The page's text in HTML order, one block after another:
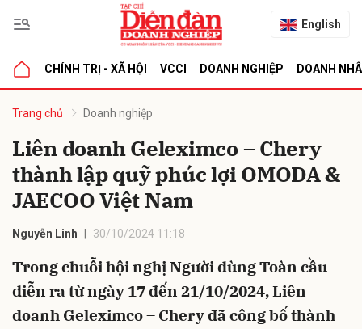
English
CHÍNH TRỊ - XÃ HỘI VCCI DOANH NGHIỆP DOANH
Trang chủ Doanh nghiệp
Liên doanh Geleximco – Chery
thành lập quỹ phúc lợi OMODA &
JAECOO Việt Nam
Nguyễn Linh 30/10/2024 11:18
Trong chuỗi hội nghị Người dùng Toàn cầu
diễn ra từ ngày 17 đến 21/10/2024, Liên
doanh Geleximco – Chery đã công bố thành
luận
Hủy